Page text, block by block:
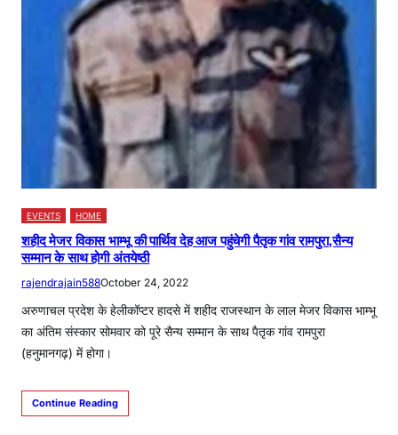
EVENTS HOME
शहीद मेजर विकास भाम्भू की पार्थिव देह आज पहुंचेगी पैतृक गांव रामपुरा,सैन्य
सम्मान के साथ होगी अंतयेष्ठी
rajendrajain588October 24, 2022
अरुणाचल प्रदेश के हेलीकॉप्टर हादसे में शहीद राजस्थान के लाल मेजर विकास भाम्भू
का अंतिम संस्कार सोमवार को पूरे सैन्य सम्मान के साथ पैतृक गांव रामपुरा
(हनुमानगढ़) में होगा।
Continue Reading